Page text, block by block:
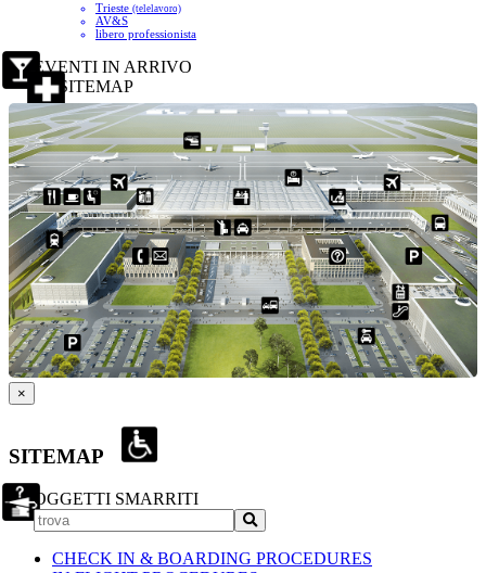
Trieste (telelavoro)
AV&S
libero professionista
EVENTI IN ARRIVO
SITEMAP
×
SITEMAP
OGGETTI SMARRITI
CHECK IN & BOARDING PROCEDURES